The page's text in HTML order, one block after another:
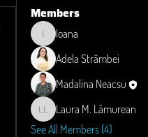
Members
IoanaIoana
Adela Strâmbei
Madalina Neacsu
Laura M. Lămurean
Laura M. Lămurean
See All Members (4)